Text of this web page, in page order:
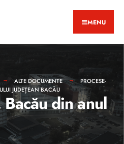
MENU
ALTE DOCUMENTE
PROCESE-
JUDEȚEAN BACĂU
din anul